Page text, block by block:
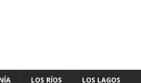
LOS RÍOS LOS LAGOS